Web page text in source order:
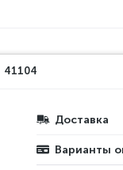
41104
Доставка
Варианты